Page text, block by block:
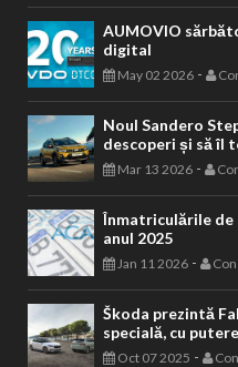
AUMOVIO
digital
May 02 2026 -
Noul Sandero
descoperi și să îl
Mar 13 2026 -
Înmatriculările de
anul 2025
Jan 11 2026 -
Škoda prezintă
specială, cu
Oct 07 2025 -